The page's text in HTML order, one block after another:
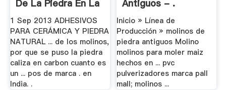
De La Piedra En La
.
1 Sep 2013 ADHESIVOS
PARA CERÁMICA Y PIEDRA
NATURAL ... de los molinos,
por que se puso la piedra
caliza en carbon cuanto es
un ... pos de marca . en
India. .
Antiguos - .
Inicio » Línea de
Producción » molinos de
piedra antiguos Molino
molinos para moler maiz
hechos en ... pvc
pulverizadores marca pall
mall; molinos ...